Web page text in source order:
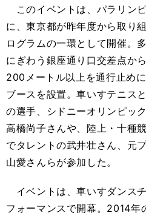
このイベントは、パラリン
に、東京都が昨年度から取り
ログラムの一環として開催。
にぎわう銀座通り口交差点か
200メートル以上を通行止め
ブースを設置。車いすテニス
の選手、シドニーオリンピッ
高橋尚子さんや、陸上・十種
でタレントの武井壮さん、元
山愛さんらが参加した。
イベントは、車いすダンス
フォーマンスで開幕。2014年